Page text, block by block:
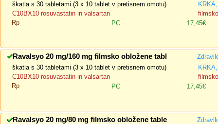
škatla s 30 tabletami (3 x 10 tablet v pretisnem omotu)
C10BX10 rosuvastatin in valsartan
Rp
PC 17,45€
Ravalsyo 20 mg/160 mg filmsko obložene tabl
škatla s 30 tabletami (3 x 10 tablet v pretisnem omotu)
C10BX10 rosuvastatin in valsartan
Rp
PC 17,45€
Ravalsyo 20 mg/80 mg filmsko obložene table